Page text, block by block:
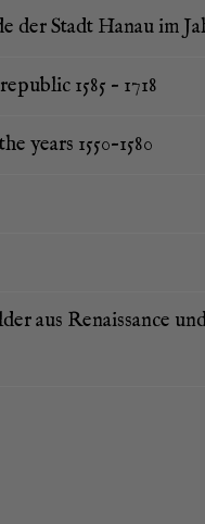
Stadt Hanau im
1585 – 1718
years 1550–1580
aus Renais­sance